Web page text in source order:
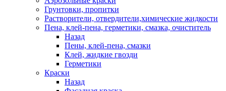
Грунтовки, пропитки
Растворители, отвердители,химические жидкости
Пена, клей-пена, герметики, смазка, очиститель
Назад
Пены, клей-пена, смазки
Клей, жидкие гвозди
Герметики
Краски
Назад